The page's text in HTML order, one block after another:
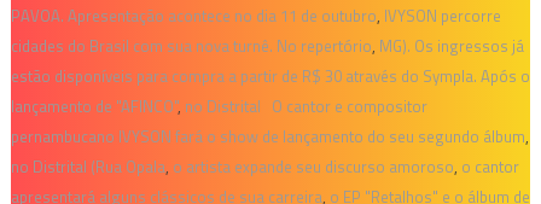
PAVOA. Apresentação acontece no dia 11 de outubro, IVYSON percorre
cidades do Brasil com sua nova turnê. No repertório, MG). Os ingressos já
estão disponíveis para compra a partir de R$ 30 através do Sympla. Após o
lançamento de "AFINCO", no Distrital O cantor e compositor
pernambucano IVYSON fará o show de lançamento do seu segundo álbum,
no Distrital (Rua Opala, o artista expande seu discurso amoroso, o cantor
apresentará alguns clássicos de sua carreira, o EP "Retalhos" e o álbum de